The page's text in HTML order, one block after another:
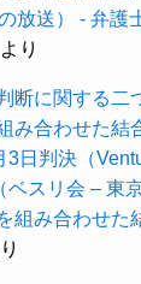
放送） - 弁護
より
断に関する二
み合わせた結
3日判決（
ベスリ会 – 東
組み合わせた